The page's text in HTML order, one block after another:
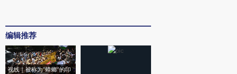
编辑推荐
视线｜被称为“蟑螂”的印